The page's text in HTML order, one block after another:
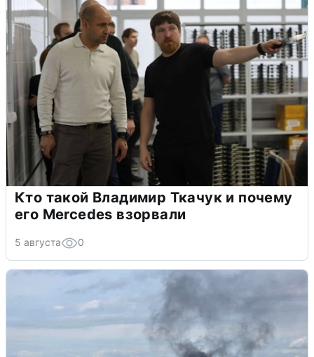
Кто такой Владимир Ткачук и почему
его Mercedes взорвали
5 августа 0